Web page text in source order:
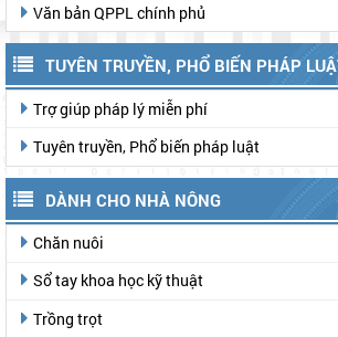
Văn bản QPPL chính phủ
TUYÊN TRUYỀN, PHỔ BIẾN PHÁP
Trợ giúp pháp lý miễn phí
Tuyên truyền, Phổ biến pháp luật
DÀNH CHO NHÀ NÔNG
Chăn nuôi
Sổ tay khoa học kỹ thuật
Trồng trọt